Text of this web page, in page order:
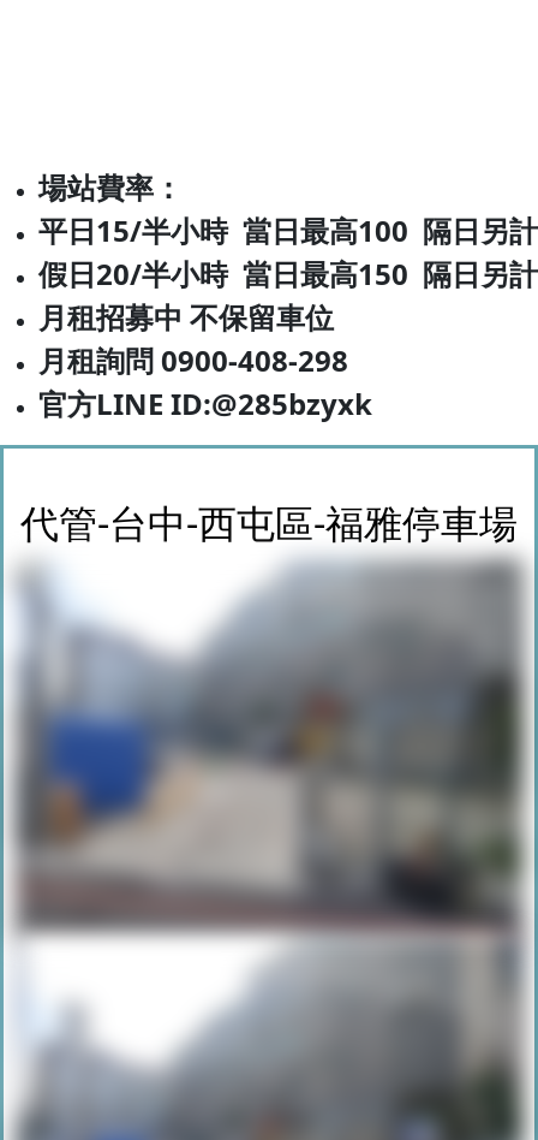
場站費率：
平日15/半小時 當日最高100 隔日另計
假日20/半小時 當日最高150 隔日另計
月租招募中 不保留車位
月租詢問 0900-408-298
官方LINE ID:@285bzyxk
代管-台中-西屯區-福雅停車場